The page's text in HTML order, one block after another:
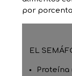
por
EL
Proteína